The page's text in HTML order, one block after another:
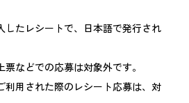
たレシートで、日本語で発行され
などでの応募は対象外です。
用された際のレシート応募は、対